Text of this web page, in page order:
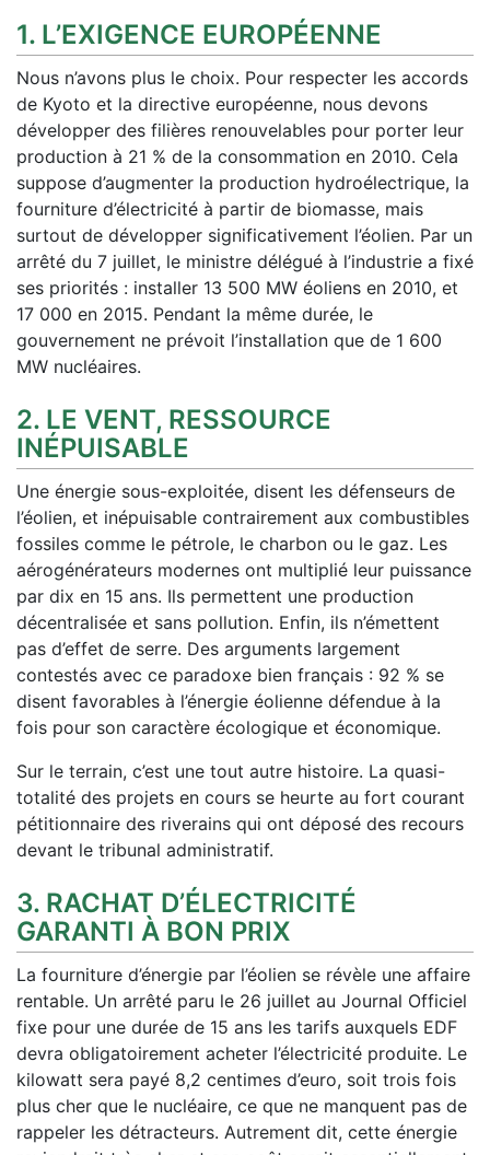
1. L’EXIGENCE EUROPÉENNE
Nous n’avons plus le choix. Pour respecter les accords
de Kyoto et la directive européenne, nous devons
développer des filières renouvelables pour porter leur
production à 21 % de la consommation en 2010. Cela
suppose d’augmenter la production hydroélectrique, la
fourniture d’électricité à partir de biomasse, mais
surtout de développer significativement l’éolien. Par un
arrêté du 7 juillet, le ministre délégué à l’industrie a fixé
ses priorités : installer 13 500 MW éoliens en 2010, et
17 000 en 2015. Pendant la même durée, le
gouvernement ne prévoit l’installation que de 1 600
MW nucléaires.
2. LE VENT, RESSOURCE
INÉPUISABLE
Une énergie sous-exploitée, disent les défenseurs de
l’éolien, et inépuisable contrairement aux combustibles
fossiles comme le pétrole, le charbon ou le gaz. Les
aérogénérateurs modernes ont multiplié leur puissance
par dix en 15 ans. Ils permettent une production
décentralisée et sans pollution. Enfin, ils n’émettent
pas d’effet de serre. Des arguments largement
contestés avec ce paradoxe bien français : 92 % se
disent favorables à l’énergie éolienne défendue à la
fois pour son caractère écologique et économique.
Sur le terrain, c’est une tout autre histoire. La quasi-
totalité des projets en cours se heurte au fort courant
pétitionnaire des riverains qui ont déposé des recours
devant le tribunal administratif.
3. RACHAT D’ÉLECTRICITÉ
GARANTI À BON PRIX
La fourniture d’énergie par l’éolien se révèle une affaire
rentable. Un arrêté paru le 26 juillet au Journal Officiel
fixe pour une durée de 15 ans les tarifs auxquels EDF
devra obligatoirement acheter l’électricité produite. Le
kilowatt sera payé 8,2 centimes d’euro, soit trois fois
plus cher que le nucléaire, ce que ne manquent pas de
rappeler les détracteurs. Autrement dit, cette énergie